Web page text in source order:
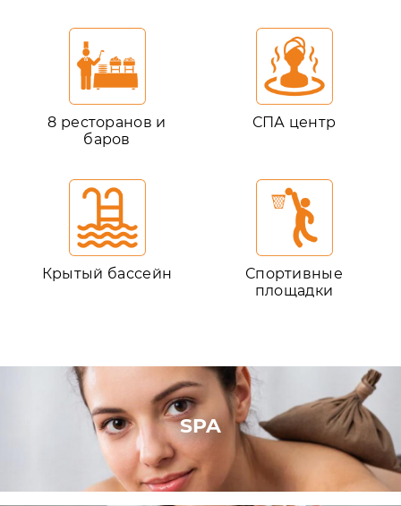
8 ресторанов и
баров
СПА центр
Крытый бассейн
Спортивные
площадки
SPA